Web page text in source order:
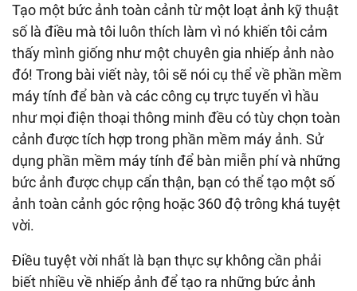
Tạo một bức ảnh toàn cảnh từ một loạt ảnh kỹ thuật
số là điều mà tôi luôn thích làm vì nó khiến tôi cảm
thấy mình giống như một chuyên gia nhiếp ảnh nào
đó! Trong bài viết này, tôi sẽ nói cụ thể về phần mềm
máy tính để bàn và các công cụ trực tuyến vì hầu
như mọi điện thoại thông minh đều có tùy chọn toàn
cảnh được tích hợp trong phần mềm máy ảnh. Sử
dụng phần mềm máy tính để bàn miễn phí và những
bức ảnh được chụp cẩn thận, bạn có thể tạo một số
ảnh toàn cảnh góc rộng hoặc 360 độ trông khá tuyệt
vời.
Điều tuyệt vời nhất là bạn thực sự không cần phải
biết nhiều về nhiếp ảnh để tạo ra những bức ảnh